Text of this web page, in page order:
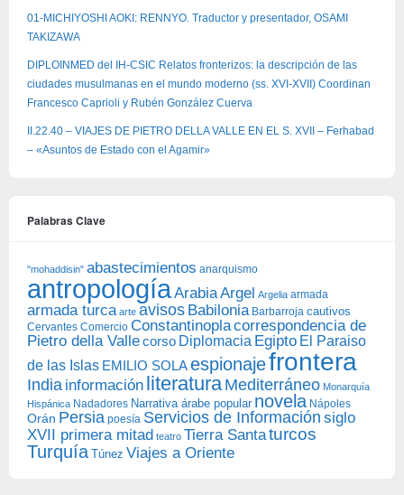
01-MICHIYOSHI AOKI: RENNYO. Traductor y presentador, OSAMI
TAKIZAWA
DIPLOINMED del IH-CSIC Relatos fronterizos: la descripción de las
ciudades musulmanas en el mundo moderno (ss. XVI-XVII) Coordinan
Francesco Caprioli y Rubén González Cuerva
II.22.40 – VIAJES DE PIETRO DELLA VALLE EN EL S. XVII – Ferhabad
– «Asuntos de Estado con el Agamir»
Palabras Clave
"mohaddisin" abastecimientos anarquismo
antropologíaArabiaArgel Argelia armada
armada turca arte avisos Babilonia Barbarroja cautivos
Cervantes Comercio Constantinoplacorrespondencia de
Pietro della Vallecorso Diplomacia Egipto El Paraiso
de las Islas EMILIO SOLAespionajefrontera
India información literatura Mediterráneo Monarquía
Hispánica Nadadores Narrativa árabe popular novela Nápoles
Orán Persia poesía Servicios de Información siglo
XVII primera mitad teatro Tierra Santaturcos
Turquía Túnez Viajes a Oriente